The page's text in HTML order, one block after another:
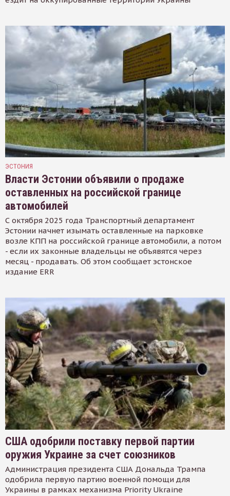
ЭСТОНИЯ
Власти Эстонии объявили о продаже
оставленных на российской границе
автомобилей
С октября 2025 года Транспортный департамент
Эстонии начнет изымать оставленные на парковке
возле КПП на российской границе автомобили, а потом
- если их законные владельцы не объявятся через
месяц - продавать. Об этом сообщает эстонское
издание ERR
США одобрили поставку первой партии
оружия Украине за счет союзников
Администрация президента США Дональда Трампа
одобрила первую партию военной помощи для
Украины в рамках механизма Priority Ukraine